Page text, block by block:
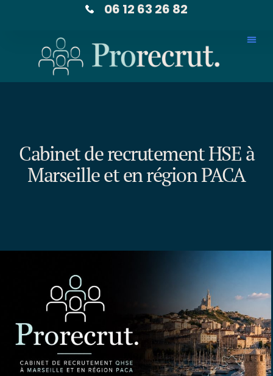
06 12 63 26 82
Cabinet de recrutement HSE à
Marseille et en région PACA